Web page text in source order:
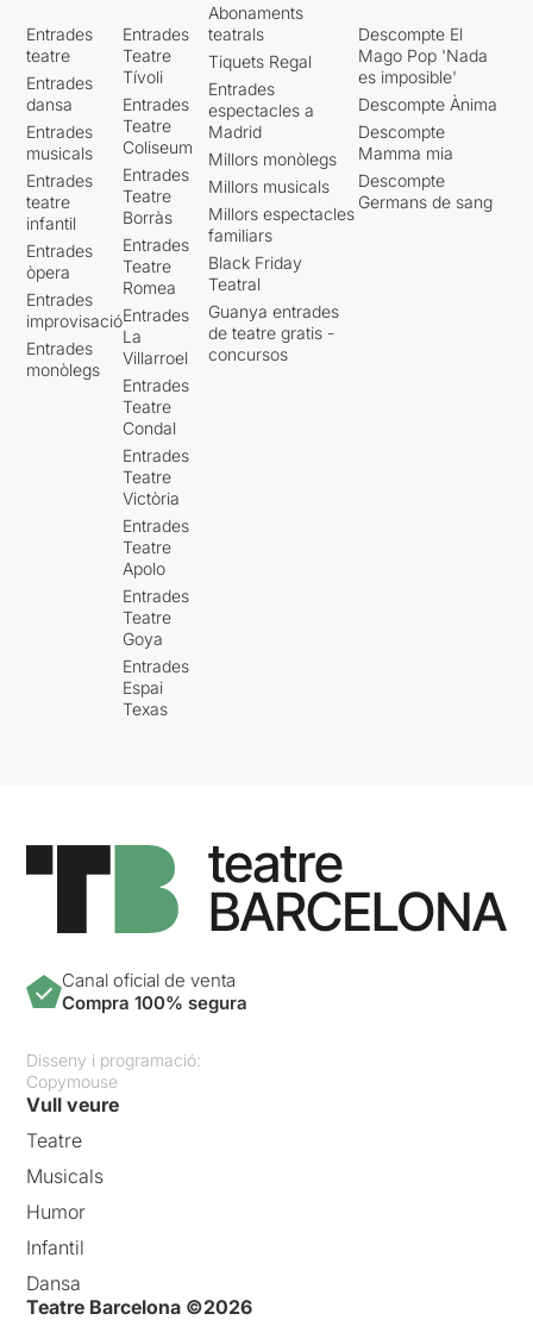
Entrades
teatre
Entrades
dansa
Entrades
musicals
Entrades
teatre
infantil
Entrades
òpera
Entrades
improvisació
Entrades
monòlegs
Entrades
Teatre
Tívoli
Entrades
Teatre
Coliseum
Entrades
Teatre
Borràs
Entrades
Teatre
Romea
Entrades
La
Villarroel
Entrades
Teatre
Condal
Entrades
Teatre
Victòria
Entrades
Teatre
Apolo
Entrades
Teatre
Goya
Entrades
Espai
Texas
Abonaments
teatrals
Tiquets Regal
Entrades
espectacles a
Madrid
Millors monòlegs
Millors musicals
Millors espectacles
familiars
Black Friday
Teatral
Guanya entrades
de teatre gratis -
concursos
Descompte El
Mago Pop 'Nada
es imposible'
Descompte Ànima
Descompte
Mamma mia
Descompte
Germans de sang
Canal oficial de venta
Compra 100% segura
Disseny i programació:
Copymouse
Vull veure
Teatre
Musicals
Humor
Infantil
Dansa
Teatre Barcelona ©2026